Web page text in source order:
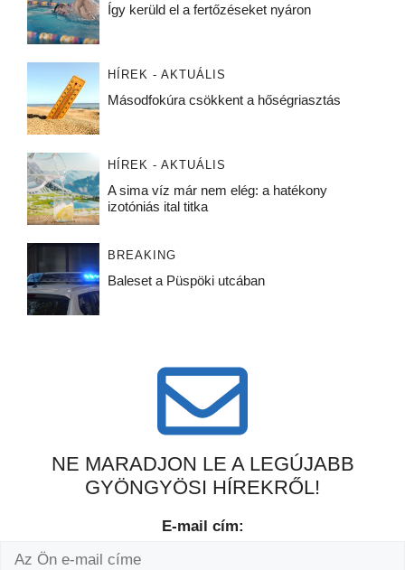
Így kerüld el a fertőzéseket nyáron
HÍREK - AKTUÁLIS
Másodfokúra csökkent a hőségriasztás
HÍREK - AKTUÁLIS
A sima víz már nem elég: a hatékony
izotóniás ital titka
BREAKING
Baleset a Püspöki utcában
NE MARADJON LE A LEGÚJABB
GYÖNGYÖSI HÍREKRŐL!
E-mail cím: